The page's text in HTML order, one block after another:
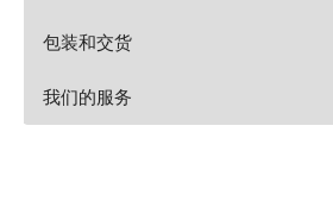
包装和交货
我们的服务